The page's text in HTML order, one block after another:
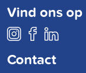
Contact
Vind ons op